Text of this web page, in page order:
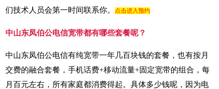
们技术人员会第一时间联系你。点击进入预约
中山东凤伯公电信宽带都有哪些套餐呢？
中山东凤伯公电信有纯宽带一年几百块钱的套餐，也有按月
交费的融合套餐，手机话费+移动流量+固定宽带的组合，每
月百元左右，所有家庭都消费得起。具体多少钱呢，因为电